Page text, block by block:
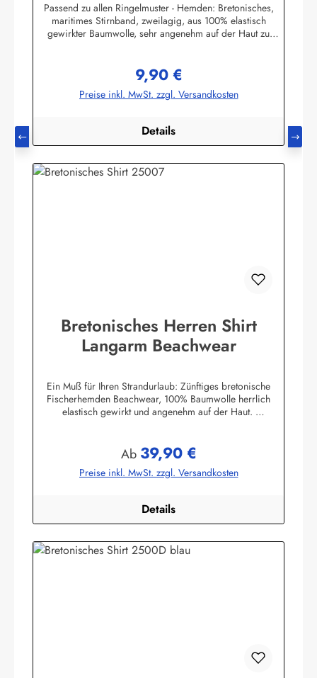
Passend zu allen Ringelmuster - Hemden: Bretonisches,
maritimes Stirnband, zweilagig, aus 100% elastisch
gewirkter Baumwolle, sehr angenehm auf der Haut zu
Wittmundinfo@modas-bekleidung.de
Regulärer Preis:
9,90 €
Preise inkl. MwSt. zzgl. Versandkosten
Details
Bretonisches Herren Shirt
Langarm Beachwear
Ein Muß für Ihren Strandurlaub: Zünftiges bretonische
Fischerhemden Beachwear, 100% Baumwolle herrlich
elastisch gewirkt und angenehm auf der Haut.
bekleidung.de
Regulärer Preis:
Ab 39,90 €
Preise inkl. MwSt. zzgl. Versandkosten
Details